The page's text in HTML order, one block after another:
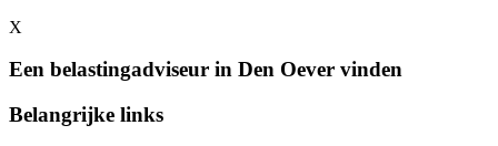
X
Een belastingadviseur in Den Oever vinden
Belangrijke links